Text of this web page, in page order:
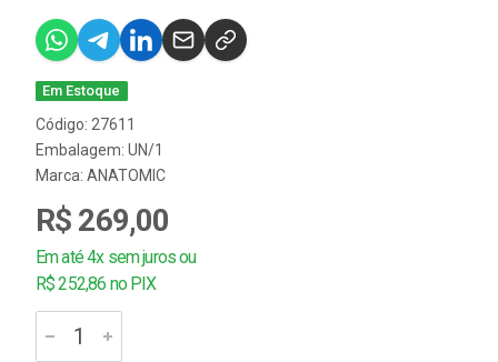
Em Estoque
Código: 27611
Embalagem: UN/1
Marca: ANATOMIC
R$ 269,00
Em até 4x sem juros ou
R$ 252,86 no PIX